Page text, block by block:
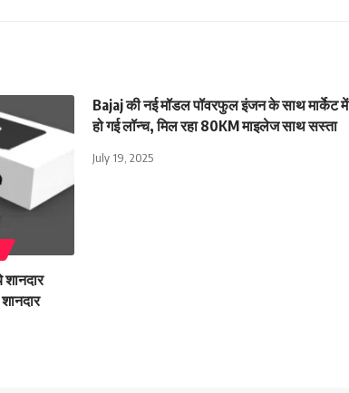
Bajaj की नई मॉडल पॉवरफुल इंजन के साथ मार्केट में
हो गई लॉन्च, मिल रहा 80KM माइलेज साथ सस्ता
July 19, 2025